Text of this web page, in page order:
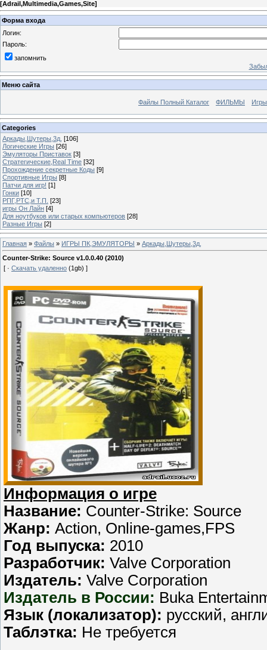
[Adrail,Multimedia,Games,Site]
Форма входа
Логин:
Пароль:
запомнить
Меню сайта
Файлы Полный Каталог ФИЛЬМЫ
Categories
Аркады,Шутеры,3д, [106]
Логические Игры [26]
Эмуляторы Приставок [3]
Стратегические,Real Time [32]
Прохождение секретные Коды [9]
Спортивные Игры [8]
Патчи для игр! [1]
Гонки [10]
РПГ,РТС,и Т.П. [23]
игры Он Лайн [4]
Для ноутбуков или старых компьютеров [28]
Разные Игры [2]
Главная » Файлы » ИГРЫ ПК,ЭМУЛЯТОРЫ » Аркады,Шутеры,3д,
Counter-Strike: Source v1.0.0.40 (2010)
[ · Скачать удаленно (1gb) ]
Информация о игре
Название: Counter-Strike: Source
Жанр: Action, Online-games,FPS
Год выпуска: 2010
Разработчик: Valve Corporation
Издатель: Valve Corporation
Издатель в России: Buka
Язык (локализатор): русский,
Таблэтка: Не требуется